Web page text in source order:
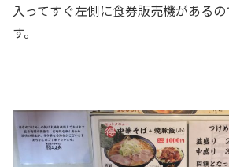
入ってすぐ左側に食券販売機がある
す。